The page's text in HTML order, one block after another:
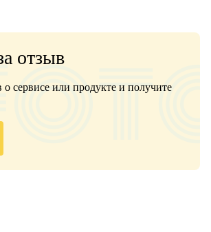
отзыв
о сервисе или продукте и получите